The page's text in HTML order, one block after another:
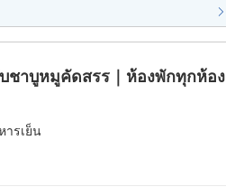
ชาบูหมูคัดสรร｜ห้องพักทุกห้อง
ารเย็น